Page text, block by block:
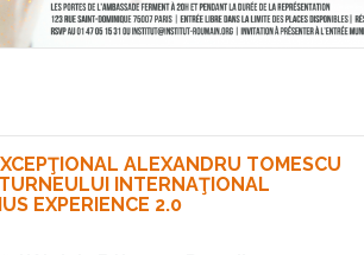
ALEXANDRU TOMESCU
INTERNAŢIONAL
EXPERIENCE 2.0